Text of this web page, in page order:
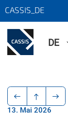
CASSIS_DE
DE
13. Mai 2026